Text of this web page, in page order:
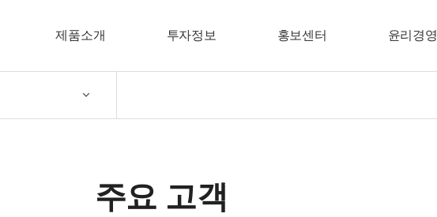
제품소개 투자정보 홍보센터 윤리경영
주요 고객